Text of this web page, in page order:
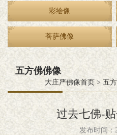
彩绘像
菩萨佛像
五方佛佛像
大庄严佛像首页 > 五
过去七佛-
发布时间：